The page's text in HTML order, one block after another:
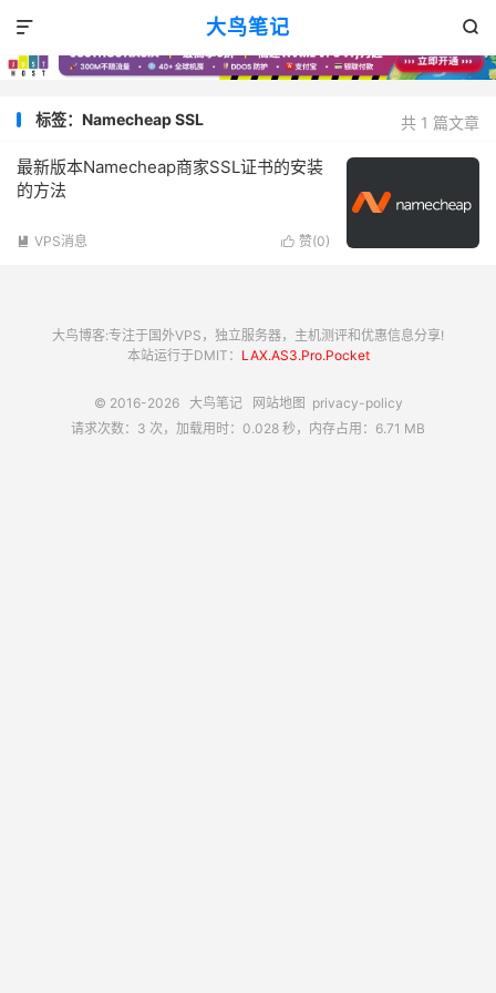
大鸟笔记 

共 1 篇文章
标签：Namecheap SSL
最新版本Namecheap商家SSL证书的安装
的方法
 赞(0)
 VPS消息
大鸟博客:专注于国外VPS，独立服务器，主机测评和优惠信息分享!
本站运行于DMIT： LAX.AS3.Pro.Pocket
© 2016-2026 大鸟笔记 网站地图 privacy-policy
请求次数：3 次，加载用时：0.028 秒，内存占用：6.71 MB